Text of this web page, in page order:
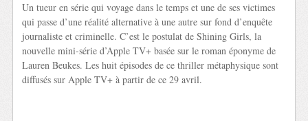
Un tueur en série qui voyage dans le temps et une de ses victimes
qui passe d’une réalité alternative à une autre sur fond d’enquête
journaliste et criminelle. C’est le postulat de Shining Girls, la
nouvelle mini-série d’Apple TV+ basée sur le roman éponyme de
Lauren Beukes. Les huit épisodes de ce thriller métaphysique sont
diffusés sur Apple TV+ à partir de ce 29 avril.